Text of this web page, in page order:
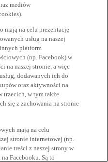
mediów
mają na celu prezentację
usług na naszej
platform
(np. Facebook) w
na naszej stronie, a więc
dodawanych ich do
oraz aktywności na
trzecich, w tym także
się z zachowania na stronie
mają na celu
stronie internetowej (np.
treści z naszej strony w
Facebooku. Są to